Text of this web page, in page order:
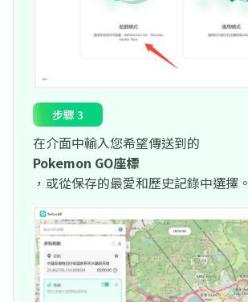
步驟 3
在介面中輸入您希望傳送到的
Pokemon GO座標
，或從保存的最愛和歷史記錄中選擇。